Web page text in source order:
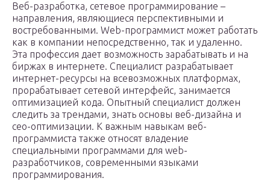
Веб-разработка, сетевое программирование –
направления, являющиеся перспективными и
востребованными. Web-программист может работать
как в компании непосредственно, так и удаленно.
Эта профессия дает возможность зарабатывать и на
биржах в интернете. Специалист разрабатывает
интернет-ресурсы на всевозможных платформах,
прорабатывает сетевой интерфейс, занимается
оптимизацией кода. Опытный специалист должен
следить за трендами, знать основы веб-дизайна и
сео-оптимизации. К важным навыкам веб-
программиста также относят владение
специальными программами для web-
разработчиков, современными языками
программирования.